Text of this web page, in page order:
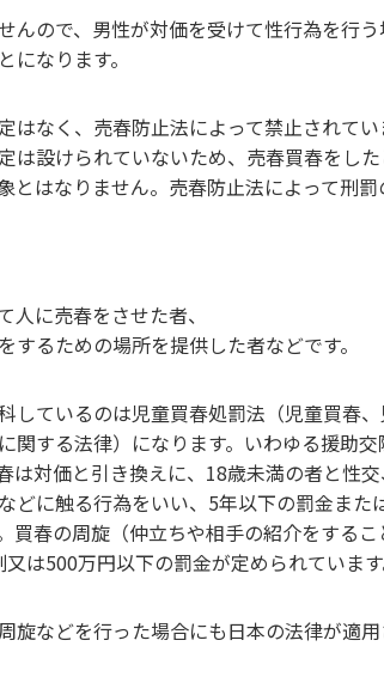
んので、男性が対価を受けて性行為を行
なります。
はなく、売春防止法によって禁止されて
は設けられていないため、売春買春をし
とはなりません。売春防止法によって刑
に売春をさせた者、
るための場所を提供した者などです。
しているのは児童買春処罰法（児童買春
関する法律）になります。いわゆる援助
は対価と引き換えに、18歳未満の者と性
どに触る行為をいい、5年以下の罰金また
買春の周旋（仲立ちや相手の紹介をする
は500万円以下の罰金が定められています
旋などを行った場合にも日本の法律が適